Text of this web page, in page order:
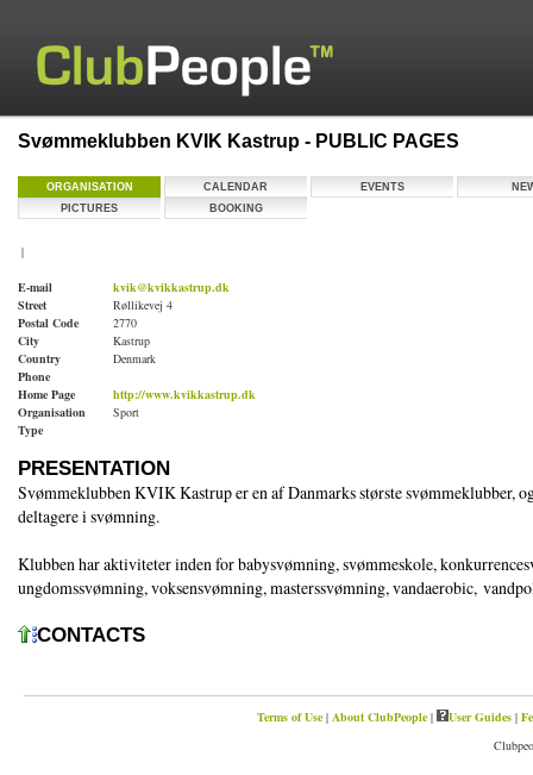
Svømmeklubben KVIK Kastrup - PUBLIC PAGES
ORGANISATION CALENDAR EVENTS
PICTURES
BOOKING
|
E-mail
kvik@kvikkastrup.dk
Street
Røllikevej 4
Postal Code
2770
City
Kastrup
Country
Denmark
Phone
Home Page
http://www.kvikkastrup.dk
Organisation
Type
Sport
PRESENTATION
Svømmeklubben KVIK Kastrup er en af Danmarks største svømmeklubber,
deltagere i svømning.
Klubben har aktiviteter inden for babysvømning, svømmeskole,
ungdomssvømning, voksensvømning, masterssvømning, vandaerobic,
CONTACTS
Terms of Use| About ClubPeople| User Guides|